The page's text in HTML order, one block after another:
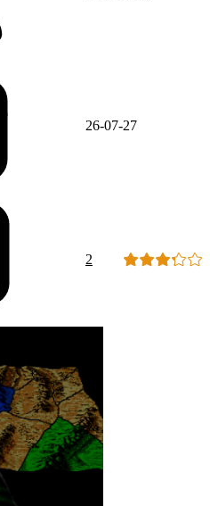
26-07-27
2